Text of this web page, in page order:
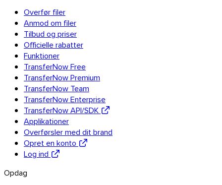
Firefox
Overfør filer
Anmod om filer
Tilbud og priser
Officielle rabatter
Funktioner
TransferNow Free
TransferNow Premium
TransferNow Team
TransferNow Enterprise
TransferNow API/SDK
Applikationer
Overførsler med dit brand
Opret en konto
Log ind
Opdag